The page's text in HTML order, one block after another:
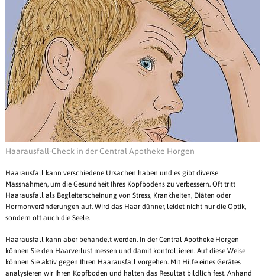
Haarausfall-Check in der Central Apotheke Horgen
Haarausfall kann verschiedene Ursachen haben und es gibt diverse
Massnahmen, um die Gesundheit Ihres Kopfbodens zu verbessern. Oft tritt
Haarausfall als Begleiterscheinung von Stress, Krankheiten, Diäten oder
Hormonveränderungen auf. Wird das Haar dünner, leidet nicht nur die Optik,
sondern oft auch die Seele.
Haarausfall kann aber behandelt werden. In der Central Apotheke Horgen
können Sie den Haarverlust messen und damit kontrollieren. Auf diese Weise
können Sie aktiv gegen Ihren Haarausfall vorgehen. Mit Hilfe eines Gerätes
analysieren wir Ihren Kopfboden und halten das Resultat bildlich fest. Anhand